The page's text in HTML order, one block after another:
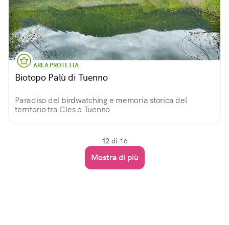
AREA PROTETTA
Biotopo Palù di Tuenno
Paradiso del birdwatching e memoria storica del
territorio tra Cles e Tuenno
12 di 16
Mostra di più